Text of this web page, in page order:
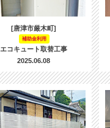
[唐津市厳木町]
補助金利用
エコキュート取替工事
2025.06.08